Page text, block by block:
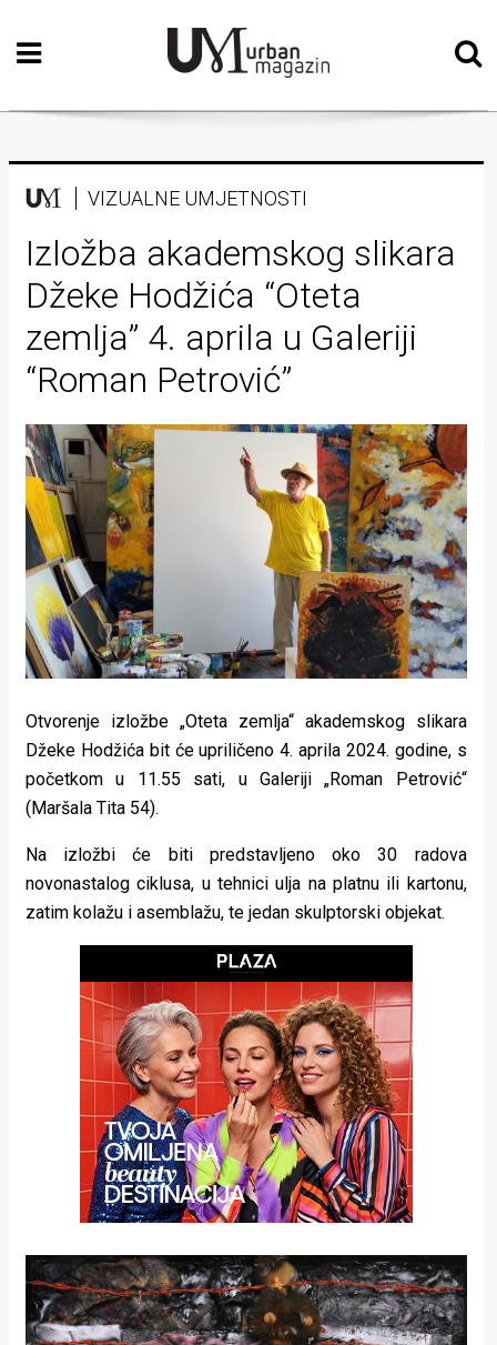
Početna
Vizualne
Teatar
Književnost
Muzika
Film
Intervju
Kolumne
Kultura
Lifestyle
Beauty
Fashion
Zdravlje
stolom
Život
pokretu
Ideje
Aktivizam
Aktuelnosti
About
Urban
VIZUALNE UMJETNOSTI
Izložba akademskog slikara
Džeke Hodžića “Oteta
zemlja” 4. aprila u Galeriji
“Roman Petrović”
Otvorenje izložbe „Oteta zemlja“ akademskog slikara
Džeke Hodžića bit će upriličeno 4. aprila 2024. godine, s
početkom u 11.55 sati, u Galeriji „Roman Petrović“
(Maršala Tita 54).
Na izložbi će biti predstavljeno oko 30 radova
novonastalog ciklusa, u tehnici ulja na platnu ili kartonu,
zatim kolažu i asemblažu, te jedan skulptorski objekat.